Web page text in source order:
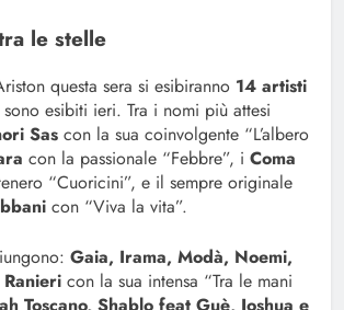
le stelle
questa sera si esibiranno 14 artisti
esibiti ieri. Tra i nomi più attesi
Sas con la sua coinvolgente “L’albero
con la passionale “Febbre”, i Coma
“Cuoricini”, e il sempre originale
con “Viva la vita”.
Gaia, Irama, Modà, Noemi,
con la sua intensa “Tra le mani